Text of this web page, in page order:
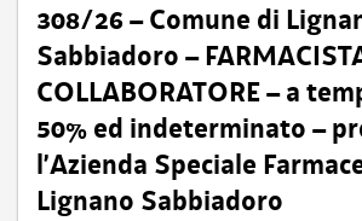
308/26 – Comune di
Sabbiadoro –
COLLABORATORE – a
50% ed indeterminato –
l’Azienda Speciale
Lignano Sabbiadoro